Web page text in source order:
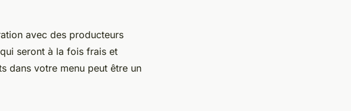
avec des producteurs
seront à la fois frais et
dans votre menu peut être un